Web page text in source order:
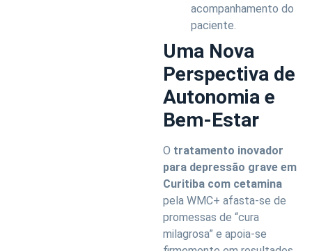
acompanhamento do
paciente.
Uma Nova
Perspectiva de
Autonomia e
Bem-Estar
O tratamento inovador
para depressão grave em
Curitiba com cetamina
pela WMC+ afasta-se de
promessas de “cura
milagrosa” e apoia-se